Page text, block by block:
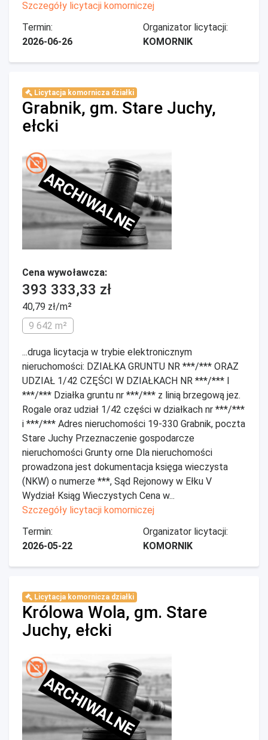
Szczegóły licytacji komorniczej
Termin:
2026-06-26
Organizator licytacji:
KOMORNIK
Licytacja komornicza działki
Grabnik, gm. Stare Juchy,
ełcki
ARCHIWALNE
Cena wywoławcza:
393 333,33 zł
40,79 zł/m²
9 642 m²
...druga licytacja w trybie elektronicznym
nieruchomości: DZIAŁKA GRUNTU NR ***/*** ORAZ
UDZIAŁ 1/42 CZĘŚCI W DZIAŁKACH NR ***/*** I
***/*** Działka gruntu nr ***/*** z linią brzegową jez.
Rogale oraz udział 1/42 części w działkach nr ***/***
i ***/*** Adres nieruchomości 19-330 Grabnik, poczta
Stare Juchy Przeznaczenie gospodarcze
nieruchomości Grunty orne Dla nieruchomości
prowadzona jest dokumentacja księga wieczysta
(NKW) o numerze ***, Sąd Rejonowy w Ełku V
Wydział Ksiąg Wieczystych Cena w...
Szczegóły licytacji komorniczej
Termin:
2026-05-22
Organizator licytacji:
KOMORNIK
Licytacja komornicza działki
Królowa Wola, gm. Stare
Juchy, ełcki
ARCHIWALNE